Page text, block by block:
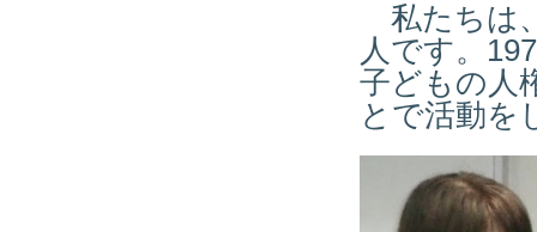
私たちは
人です。
子どもの人
とで活動を